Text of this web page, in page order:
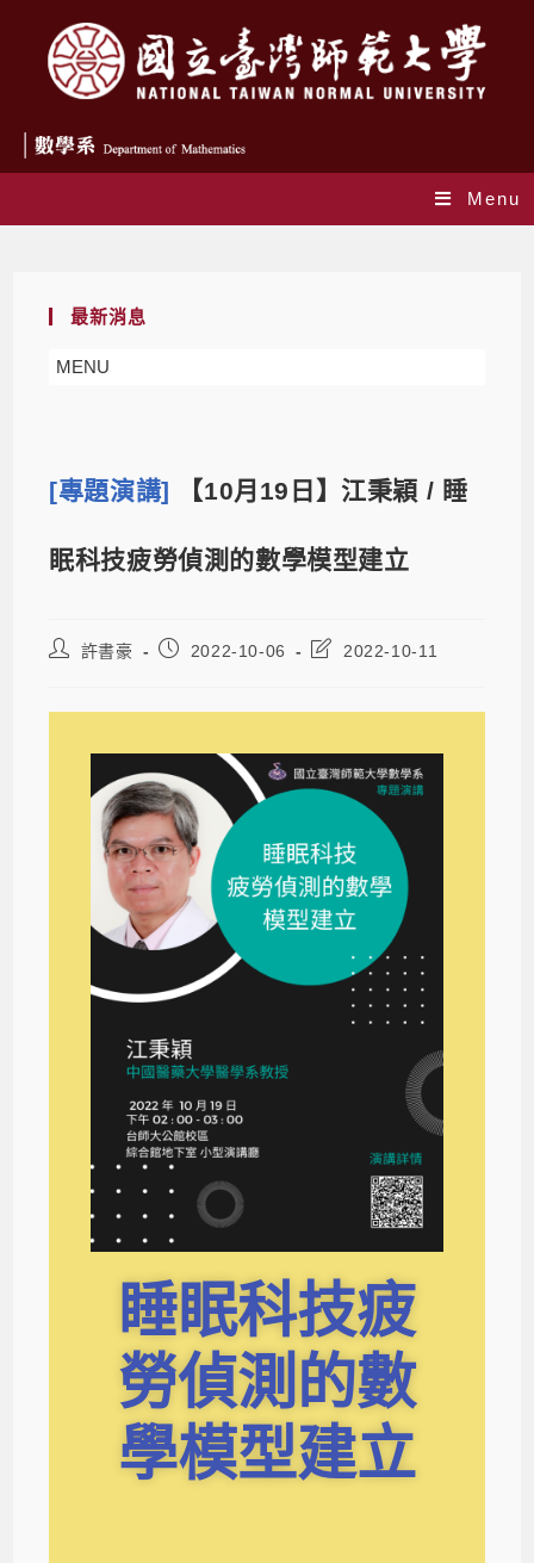
Menu
最新消息
MENU
[專題演講] 【10月19日】江秉穎 / 睡
眠科技疲勞偵測的數學模型建立
許書豪 2022-10-06 2022-10-11
睡眠科技疲
勞偵測的數
學模型建立